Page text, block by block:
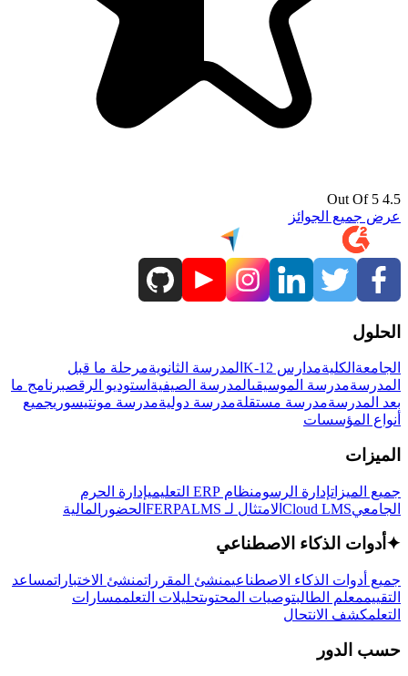
4.5 Out Of 5
عرض جميع الجوائز
الحلول
الجامعة الكليةمدارس K-12 المدرسة الثانويةمرحلة ما قبل
المدرسةمدرسة الموسيقىالمدرسة الصيفية استوديو الرقصبرنامج ما
بعد المدرسةمدرسة مستقلةمدرسة دوليةمدرسة مونتيسوريجميع
أنواع المؤسسات
الميزات
جميع الميزاتإدارة الرسومنظام ERP التعليمي
إدارة الحرم
الجامعيCloud LMS الامتثال لـ FERPA LMS الحضور المالية
✦ أدوات الذكاء الاصطناعي
جميع أدوات الذكاء الاصطناعيمنشئ المقرراتمنشئ الاختباراتمساعد
التقييممعلم الطالبتوصيات المحتوىتحليلات التعلممسارات
التعلمكشف الانتحال
حسب الدور